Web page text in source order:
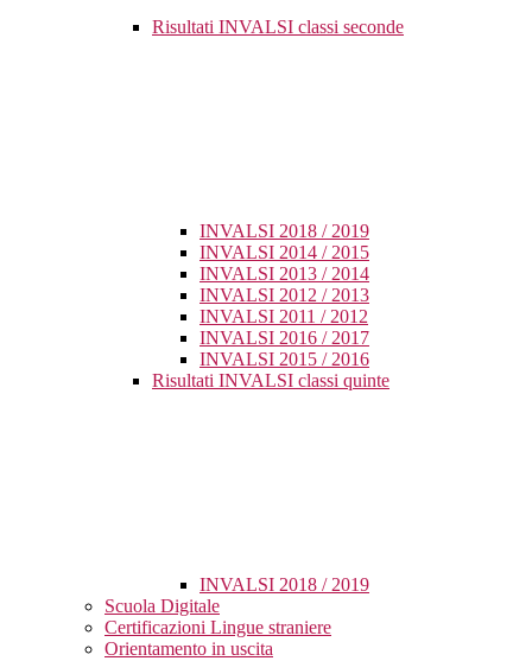
Risultati INVALSI classi seconde
INVALSI 2018 / 2019
INVALSI 2014 / 2015
INVALSI 2013 / 2014
INVALSI 2012 / 2013
INVALSI 2011 / 2012
INVALSI 2016 / 2017
INVALSI 2015 / 2016
Risultati INVALSI classi quinte
INVALSI 2018 / 2019
Scuola Digitale
Certificazioni Lingue straniere
Orientamento in uscita